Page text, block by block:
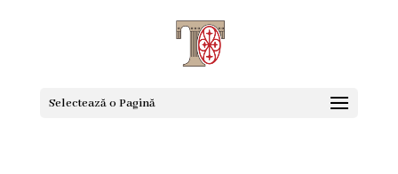
Selectează o Pagină